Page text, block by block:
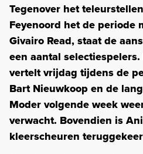
Tegenover het
Feyenoord het de periode
Givairo Read, staat de
een aantal
vertelt vrijdag tijdens de
Bart Nieuwkoop en de
Moder volgende week
verwacht. Bovendien is
kleerscheuren